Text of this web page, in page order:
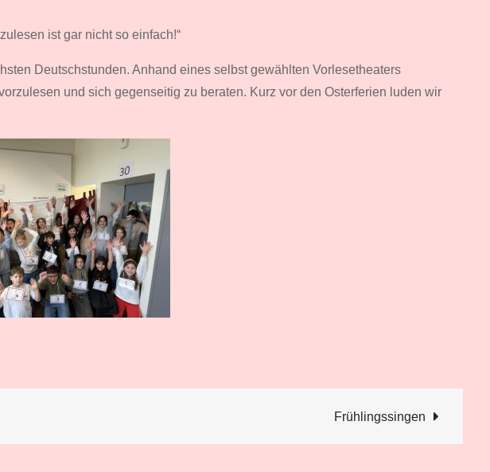
ist gar nicht so einfach!“
Deutschstunden. Anhand eines selbst gewählten Vorlesetheaters
und sich gegenseitig zu beraten. Kurz vor den Osterferien luden wir
Frühlingssingen